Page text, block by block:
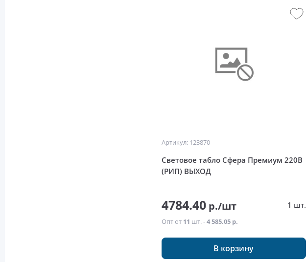
Артикул: 123870
Световое табло Сфера Премиум 220В
(РИП) ВЫХОД
4784.40 р./шт 1 шт.
Опт от 11 шт. -4 585.05 р.
В корзину